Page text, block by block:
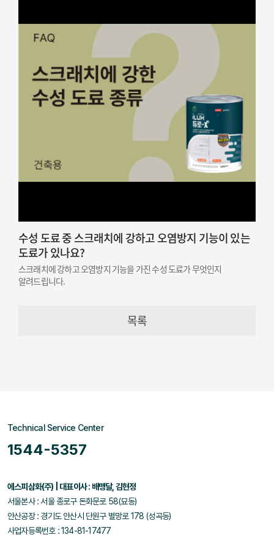
수성 도료 중 스크래치에 강하고 오염방지 기능이 있는
도료가 있나요?
스크래치에 강하고 오염방지 기능을 가진 수성 도료가 무엇인지
알려드립니다.
목록
Technical Service Center
1544-5357
에스피삼화(주) | 대표이사 : 배맹달, 김현정
서울본사 : 서울 종로구 돈화문로 58(묘동)
안산공장 : 경기도 안산시 단원구 별망로 178 (성곡동)
사업자등록번호 : 134-81-17477